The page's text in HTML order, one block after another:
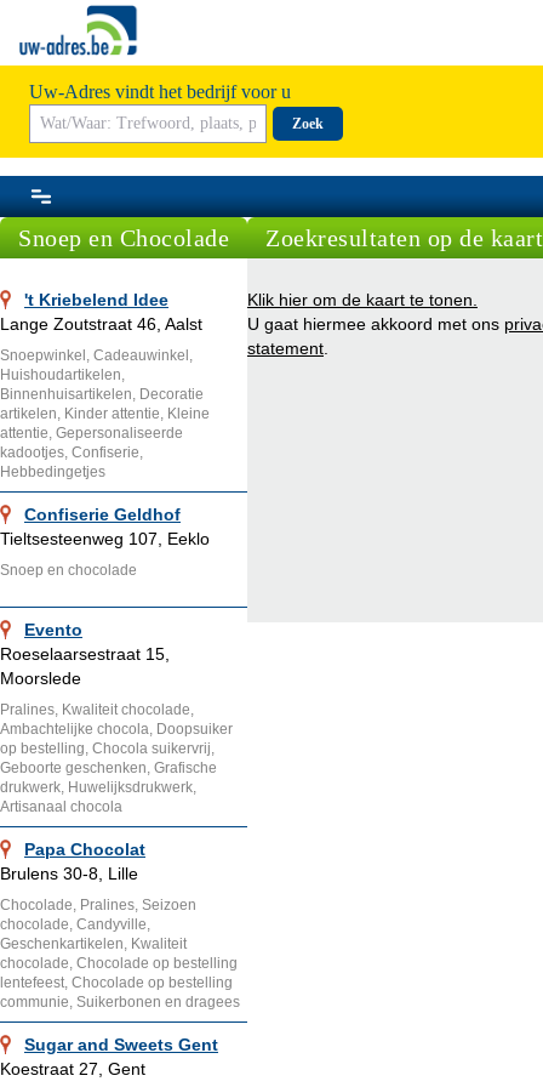
Uw-Adres vindt het bedrijf voor u
Zoek
Snoep en Chocolade
't Kriebelend Idee
Lange Zoutstraat 46, Aalst
Snoepwinkel, Cadeauwinkel,
Huishoudartikelen,
Binnenhuisartikelen, Decoratie
artikelen, Kinder attentie, Kleine
attentie, Gepersonaliseerde
kadootjes, Confiserie,
Hebbedingetjes
Confiserie Geldhof
Tieltsesteenweg 107, Eeklo
Snoep en chocolade
Evento
Roeselaarsestraat 15,
Moorslede
Pralines, Kwaliteit chocolade,
Ambachtelijke chocola, Doopsuiker
op bestelling, Chocola suikervrij,
Geboorte geschenken, Grafische
drukwerk, Huwelijksdrukwerk,
Artisanaal chocola
Papa Chocolat
Brulens 30-8, Lille
Chocolade, Pralines, Seizoen
chocolade, Candyville,
Geschenkartikelen, Kwaliteit
chocolade, Chocolade op bestelling
lentefeest, Chocolade op bestelling
communie, Suikerbonen en dragees
Sugar and Sweets Gent
Koestraat 27, Gent
Zoekresultaten op de kaart
Klik hier om de kaart te tonen.
U gaat hiermee akkoord met ons
statement